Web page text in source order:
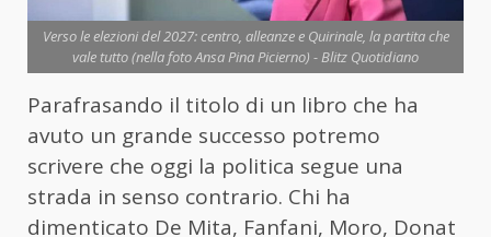
Verso le elezioni del 2027: centro, alleanze e Quirinale, la partita che
vale tutto (nella foto Ansa Pina Picierno) - Blitz Quotidiano
Parafrasando il titolo di un libro che ha
avuto un grande successo potremo
scrivere che oggi la politica segue una
strada in senso contrario. Chi ha
dimenticato De Mita, Fanfani, Moro, Donat